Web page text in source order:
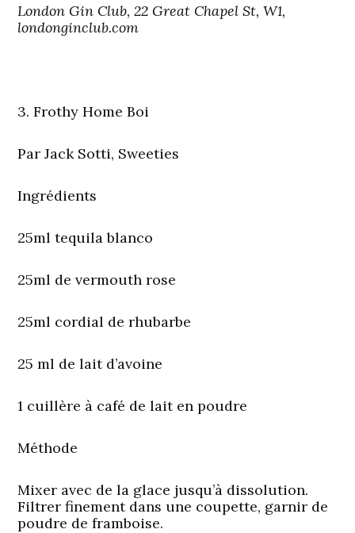
London Gin Club, 22 Great Chapel St, W1,
londonginclub.com
3. Frothy Home Boi
Par Jack Sotti, Sweeties
Ingrédients
25ml tequila blanco
25ml de vermouth rose
25ml cordial de rhubarbe
25 ml de lait d’avoine
1 cuillère à café de lait en poudre
Méthode
Mixer avec de la glace jusqu’à dissolution.
Filtrer finement dans une coupette, garnir de
poudre de framboise.